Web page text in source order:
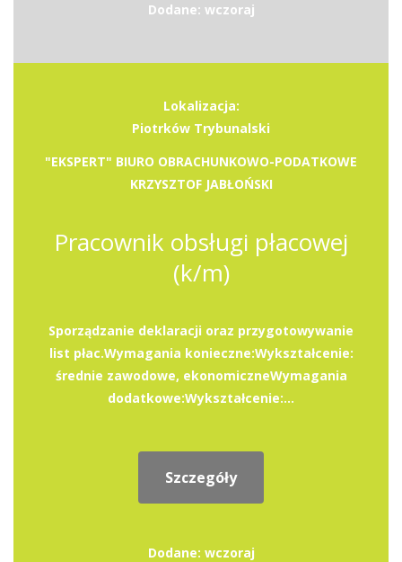
Dodane: wczoraj
Lokalizacja:
Piotrków Trybunalski
"EKSPERT" BIURO OBRACHUNKOWO-PODATKOWE
KRZYSZTOF JABŁOŃSKI
Pracownik obsługi płacowej
(k/m)
Sporządzanie deklaracji oraz przygotowywanie
list płac.Wymagania konieczne:Wykształcenie:
średnie zawodowe, ekonomiczneWymagania
dodatkowe:Wykształcenie:...
Szczegóły
Dodane: wczoraj